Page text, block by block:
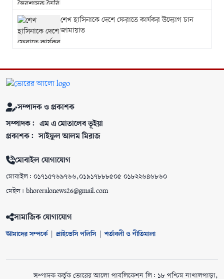
শেখ হাসিনাকে দেশে ফেরাতে কার্যকর উদ্যোগ চান
জামায়াত
সম্পাদক ও প্রকাশক
সম্পাদক: এম এ মোতালেব ভূইয়া
প্রকাশক: সাইফুল আলম মিরাজ
মোবাইল যোগাযোগ
মোবাইল: ০১৭১৫৭৬৯৭৬৬,০১৯১৭৮৮৮৫০৫ ০১৮২২৬৪৬৮৬০
মেইল: bhoreralonews26@gmail.com
সামাজিক যোগাযোগ
আমাদের সম্পর্কে | প্রাইভেসি পলিসি | শর্তাবলী ও নীতিমালা
সম্পাদক কর্তৃক ভোরের আলো পাবলিকেশন লি: ১৮ পশ্চিম নাখালপাড়া,